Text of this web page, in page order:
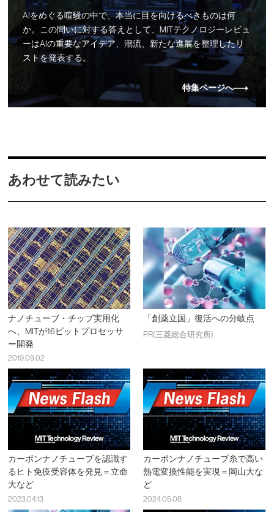
AIをめぐる喧騒の中で、本当に目を向けるべきものは何
か。この問いに対する答えとして、MITテクノロジーレビュ
ーはAIの重要なアイデア、潮流、新たな進展を整理したリ
ストを発表する。
特集ページへ
あわせて読みたい
ナノチューブ・チップ実用化
へ、MITが16ビットプロセッサ
ー開発
2019.09.02
「創薬立国」復活への分岐点
PR(三菱総合研究所)
カーボンナノチューブを認識す
るヒト免疫受容体を発見＝立命
大など
2023.04.13
カーボンナノチューブ糸で高い
熱電変換性能を実現＝岡山大な
ど
2024.05.08